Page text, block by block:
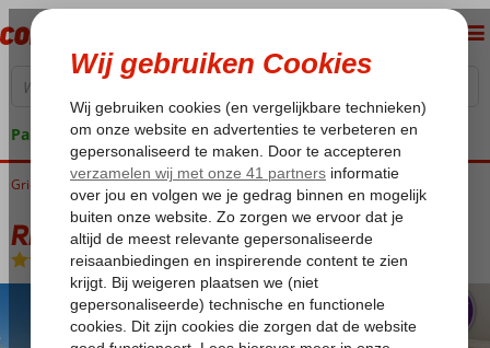
Pakketgarantie
Home
Griekenland Rhodos Rhodos-Stad Rhodos Horizon City
Rhodos Horizon City
Logies en ontbijt -Hotel